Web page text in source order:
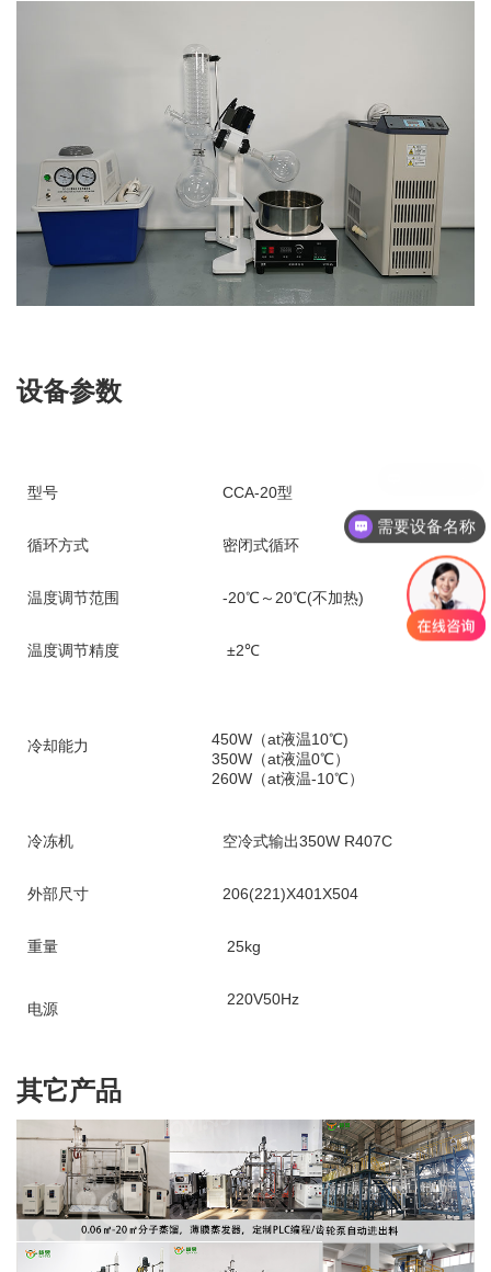
设备参数
型号 CCA-20型
循环方式 密闭式循环
温度调节范围 -20℃～20℃(不加热)
温度调节精度 ±2℃
冷却能力
450W（at液温10℃)
350W（at液温0℃）
260W（at液温-10℃）
冷冻机 空冷式输出350W R407C
外部尺寸 206(221)X401X504
重量 25kg
电源
220V50Hz
其它产品
需要设备名称